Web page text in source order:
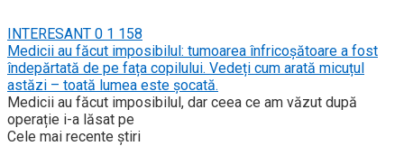
INTERESANT 0 1 158
Medicii au făcut imposibilul: tumoarea înfricoșătoare a fost
îndepărtată de pe fața copilului. Vedeți cum arată micuțul
astăzi – toată lumea este șocată.
Medicii au făcut imposibilul, dar ceea ce am văzut după
operație i-a lăsat pe
Cele mai recente știri